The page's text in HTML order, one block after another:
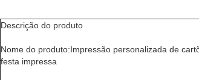
Descrição do produto
Nome do produto:Impressão personalizada de
festa impressa